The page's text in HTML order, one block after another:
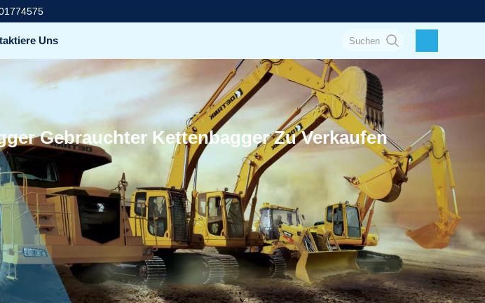
Uns
Gebrauchter Kettenbagger Zu Verkaufen